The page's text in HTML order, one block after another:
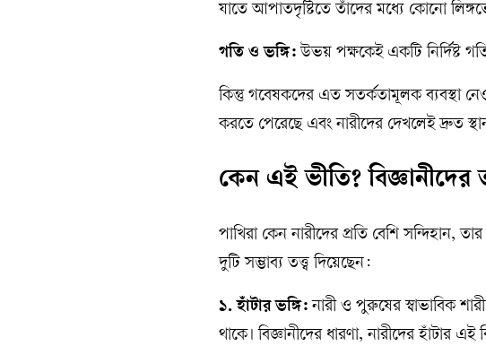
যাতে আপাতদৃষ্টিতে তাঁদের মধ্যে কোনো
গতি ও ভঙ্গি: উভয় পক্ষকেই একটি নির্দিষ্ট
কিন্তু গবেষকদের এত সতর্কতামূলক ব্যবস্থা
করতে পেরেছে এবং নারীদের দেখলেই দ্রুত
কেন এই ভীতি? বিজ্ঞানীদের
পাখিরা কেন নারীদের প্রতি বেশি সন্দিহান,
দুটি সম্ভাব্য তত্ত্ব দিয়েছেন:
১. হাঁটার ভঙ্গি: নারী ও পুরুষের স্বাভাবিক
থাকে। বিজ্ঞানীদের ধারণা, নারীদের হাঁটার